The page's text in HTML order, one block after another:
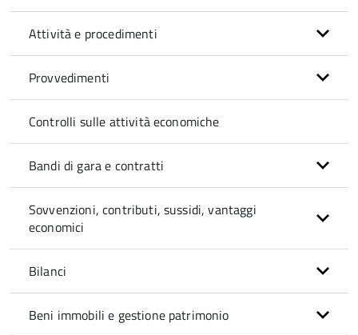
Attività e procedimenti
Provvedimenti
Controlli sulle attività economiche
Bandi di gara e contratti
Sovvenzioni, contributi, sussidi, vantaggi
economici
Bilanci
Beni immobili e gestione patrimonio